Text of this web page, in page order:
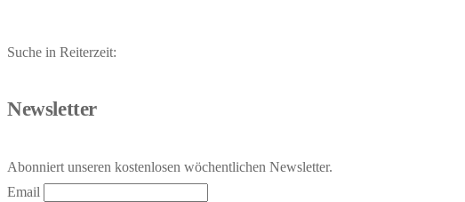
Suche in Reiterzeit:
Newsletter
Abonniert unseren kostenlosen wöchentlichen Newsletter.
Email